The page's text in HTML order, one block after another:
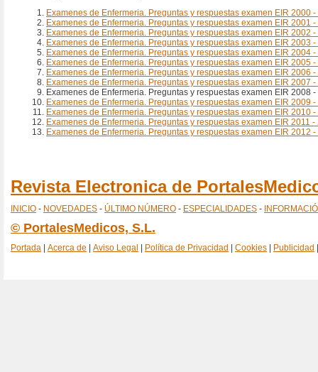
Examenes de Enfermeria. Preguntas y respuestas examen EIR 2000
Examenes de Enfermeria. Preguntas y respuestas examen EIR 2001
Examenes de Enfermeria. Preguntas y respuestas examen EIR 2002
Examenes de Enfermeria. Preguntas y respuestas examen EIR 2003
Examenes de Enfermeria. Preguntas y respuestas examen EIR 2004
Examenes de Enfermeria. Preguntas y respuestas examen EIR 2005
Examenes de Enfermeria. Preguntas y respuestas examen EIR 2006
Examenes de Enfermeria. Preguntas y respuestas examen EIR 2007
Examenes de Enfermeria. Preguntas y respuestas examen EIR 2008
Examenes de Enfermeria. Preguntas y respuestas examen EIR 2009
Examenes de Enfermeria. Preguntas y respuestas examen EIR 2010 -
Examenes de Enfermeria. Preguntas y respuestas examen EIR 2011 -
Examenes de Enfermeria. Preguntas y respuestas examen EIR 2012
Revista Electronica de
INICIO - NOVEDADES - ÚLTIMO NÚMERO - ESPECIALIDADES -
© PortalesMedicos, S.L.
Portada Acerca de Aviso Legal Política de Privacidad Cookies Publicidad